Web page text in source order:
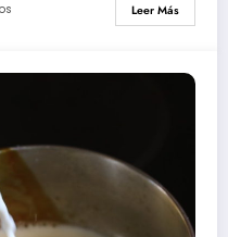
Leer Más